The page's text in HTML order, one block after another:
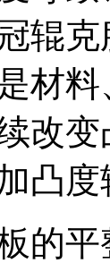
辊
材
改
凸
平